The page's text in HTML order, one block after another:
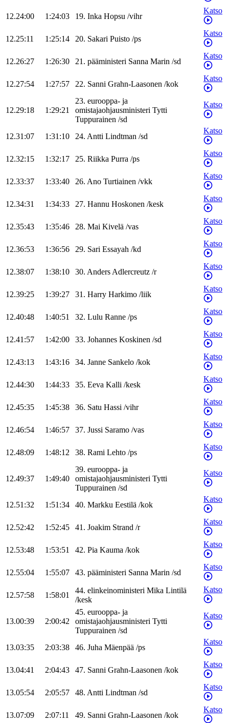
12.24:00 1:24:03 19. Inka Hopsu /vihr
Katso
12.25:11 1:25:14 20. Sakari Puisto /ps
Katso
12.26:27 1:26:30 21. pääministeri Sanna Marin /sd
Katso
12.27:54 1:27:57 22. Sanni Grahn-Laasonen /kok
Katso
12.29:18 1:29:21
23. eurooppa- ja
omistajaohjausministeri Tytti
Tuppurainen /sd
Katso
12.31:07 1:31:10 24. Antti Lindtman /sd
Katso
12.32:15 1:32:17 25. Riikka Purra /ps
Katso
12.33:37 1:33:40 26. Ano Turtiainen /vkk
Katso
12.34:31 1:34:33 27. Hannu Hoskonen /kesk
Katso
12.35:43 1:35:46 28. Mai Kivelä /vas
Katso
12.36:53 1:36:56 29. Sari Essayah /kd
Katso
12.38:07 1:38:10 30. AndersAdlercreutz /r
Katso
12.39:25 1:39:27 31. Harry Harkimo /liik
Katso
12.40:48 1:40:51 32. Lulu Ranne /ps
Katso
12.41:57 1:42:00 33. Johannes Koskinen /sd
Katso
12.43:13 1:43:16 34. Janne Sankelo /kok
Katso
12.44:30 1:44:33 35. Eeva Kalli /kesk
Katso
12.45:35 1:45:38 36. Satu Hassi /vihr
Katso
12.46:54 1:46:57 37. Jussi Saramo /vas
Katso
12.48:09 1:48:12 38. Rami Lehto /ps
Katso
12.49:37 1:49:40
39. eurooppa- ja
omistajaohjausministeri Tytti
Tuppurainen /sd
Katso
12.51:32 1:51:34 40. Markku Eestilä /kok
Katso
12.52:42 1:52:45 41. Joakim Strand /r
Katso
12.53:48 1:53:51 42. Pia Kauma /kok
Katso
12.55:04 1:55:07 43. pääministeri Sanna Marin /sd
Katso
12.57:58 1:58:01
44. elinkeinoministeri Mika Lintilä
/kesk
Katso
13.00:39 2:00:42
45. eurooppa- ja
omistajaohjausministeri Tytti
Tuppurainen /sd
Katso
13.03:35 2:03:38 46. Juha Mäenpää /ps
Katso
13.04:41 2:04:43 47. Sanni Grahn-Laasonen /kok
Katso
13.05:54 2:05:57 48. Antti Lindtman /sd
Katso
13.07:09 2:07:11 49. Sanni Grahn-Laasonen /kok
Katso